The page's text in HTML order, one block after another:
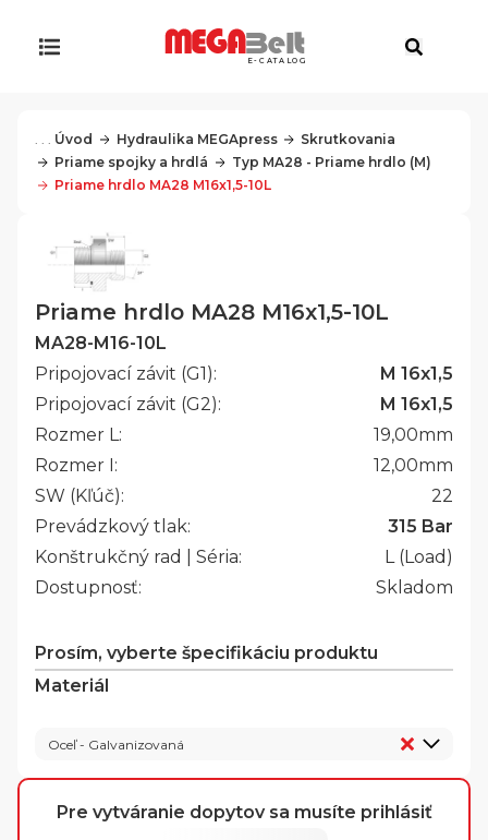
E-CATALOG
. . . Úvod Hydraulika MEGApress
Skrutkovania
Priame spojky a hrdlá
Typ MA28 - Priame hrdlo (M)
Priame hrdlo MA28 M16x1,5-10L
Priame hrdlo MA28 M16x1,5-10L
MA28-M16-10L
Pripojovací závit (G1):
M 16x1,5
Pripojovací závit (G2):
M 16x1,5
Rozmer L:
19,00mm
Rozmer I:
12,00mm
SW (Kľúč):
22
Prevádzkový tlak:
315 Bar
Konštrukčný rad | Séria:
L (Load)
Dostupnosť:
Skladom
Prosím, vyberte špecifikáciu produktu
Materiál
Oceľ - Galvanizovaná
Pre vytváranie dopytov sa musíte prihlásiť